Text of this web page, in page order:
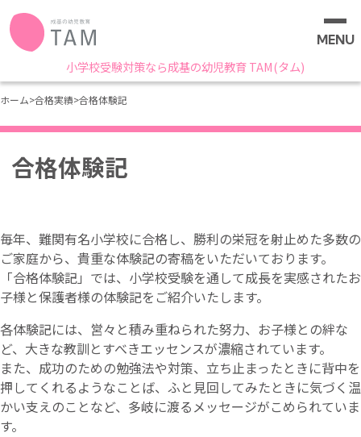
小学校受験対策なら成基の幼児教育 TAM(タム)
MENU
ホーム>合格実績>合格体験記
合格体験記
毎年、難関有名小学校に合格し、勝利の栄冠を射止めた多数の
ご家庭から、貴重な体験記の寄稿をいただいております。
「合格体験記」では、小学校受験を通して成長を実感されたお
子様と保護者様の体験記をご紹介いたします。
各体験記には、営々と積み重ねられた努力、お子様との絆な
ど、大きな教訓とすべきエッセンスが濃縮されています。
また、成功のための勉強法や対策、立ち止まったときに背中を
押してくれるようなことば、ふと見回してみたときに気づく温
かい支えのことなど、多岐に渡るメッセージがこめられていま
す。